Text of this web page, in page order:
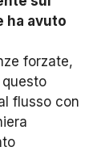
ha avuto
forzate,
flusso con